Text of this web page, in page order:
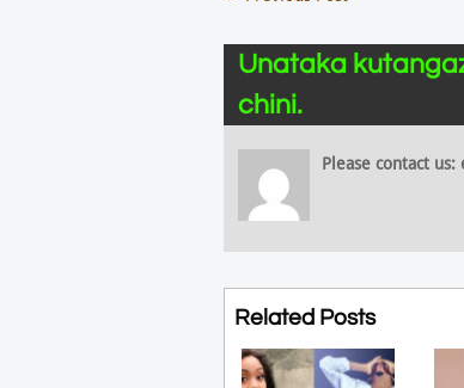
Unataka
chini.
Please contact
Related Posts